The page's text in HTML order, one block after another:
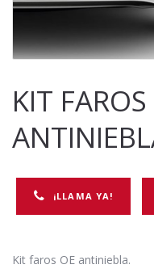
KIT
¡LLAMA YA!
Kit faros OE antiniebla.